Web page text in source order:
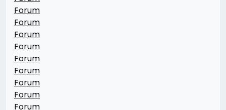
Forum
Forum
Forum
Forum
Forum
Forum
Forum
Forum
Forum